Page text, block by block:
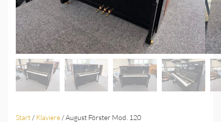
Start / Klaviere / August Förster Mod. 120